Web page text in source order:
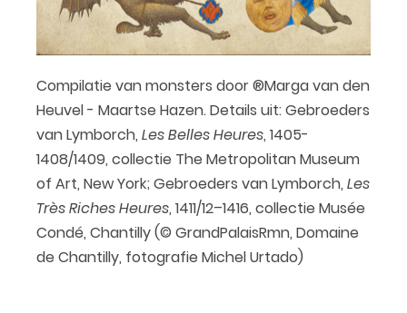
Compilatie van monsters door ®Marga van den
Heuvel - Maartse Hazen. Details uit: Gebroeders
van Lymborch, Les Belles Heures, 1405-
1408/1409, collectie The Metropolitan Museum
of Art, New York; Gebroeders van Lymborch, Les
Très Riches Heures, 1411/12–1416, collectie Musée
Condé, Chantilly (© GrandPalaisRmn, Domaine
de Chantilly, fotografie Michel Urtado)